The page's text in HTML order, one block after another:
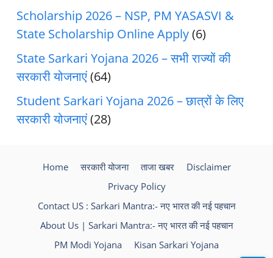
Scholarship 2026 – NSP, PM YASASVI &
State Scholarship Online Apply(6)
State Sarkari Yojana 2026 – सभी राज्यों की
सरकारी योजनाएं(64)
Student Sarkari Yojana 2026 – छात्रों के लिए
सरकारी योजनाएं(28)
Home सरकारी योजना ताजा खबर
Disclaimer
Privacy Policy
Contact US : Sarkari Mantra:- नए भारत की नई पहचान
About Us | Sarkari Mantra:- नए भारत की नई पहचान
PM Modi Yojana
Kisan Sarkari Yojana